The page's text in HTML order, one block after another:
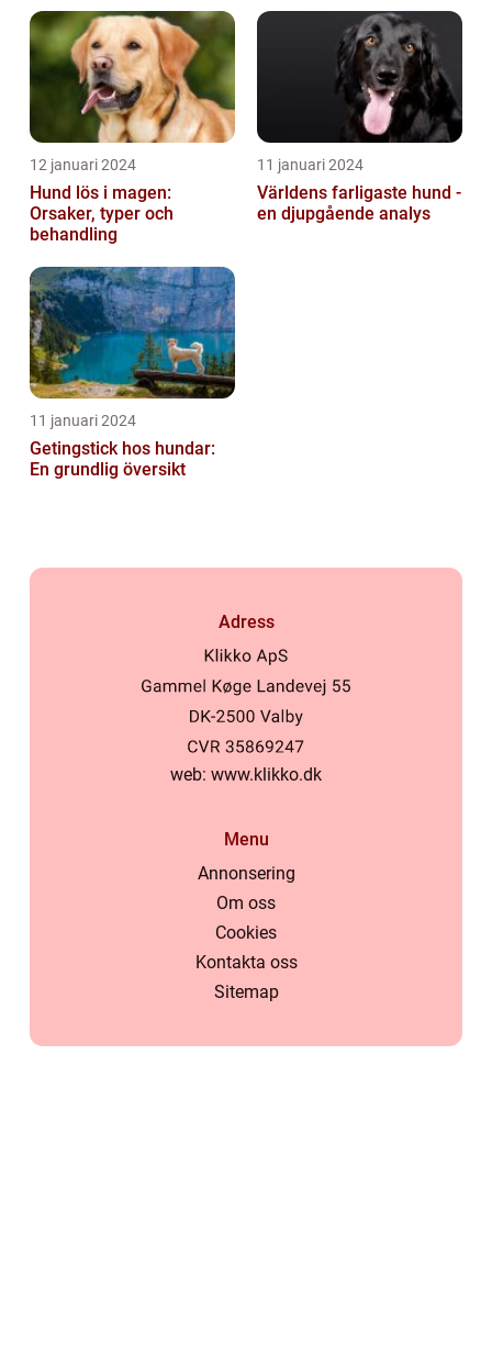
12 januari 2024
Hund lös i magen:
Orsaker, typer och
behandling
11 januari 2024
Världens farligaste hund -
en djupgående analys
11 januari 2024
Getingstick hos hundar:
En grundlig översikt
Adress
web: www.klikko.dk
Menu
Annonsering
Om oss
Cookies
Kontakta oss
Sitemap